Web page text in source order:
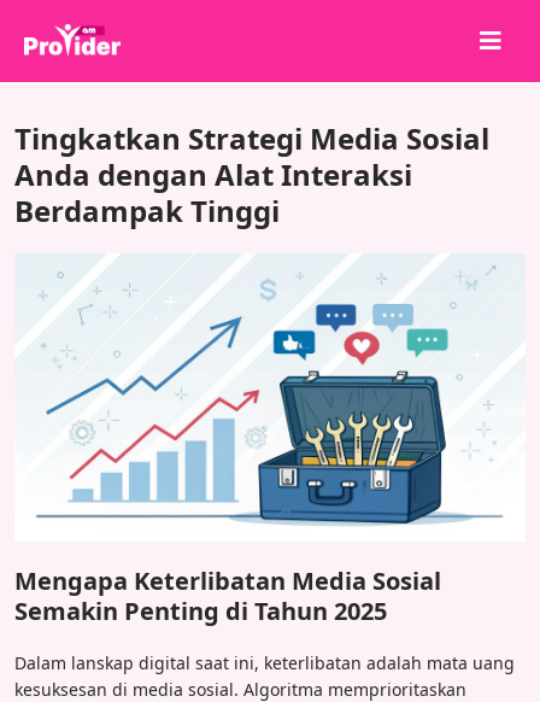
Tentang kami
Masuk
Layanan
Ketentuan
Blog
Tingkatkan Strategi Media Sosial
Anda dengan Alat Interaksi
Berdampak Tinggi
Mengapa Keterlibatan Media Sosial
Semakin Penting di Tahun 2025
Dalam lanskap digital saat ini, keterlibatan adalah mata uang
kesuksesan di media sosial. Algoritma memprioritaskan